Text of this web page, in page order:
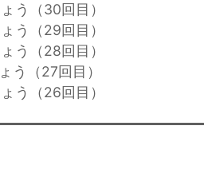
う（30回目）
う（29回目）
う（28回目）
う（27回目）
う（26回目）